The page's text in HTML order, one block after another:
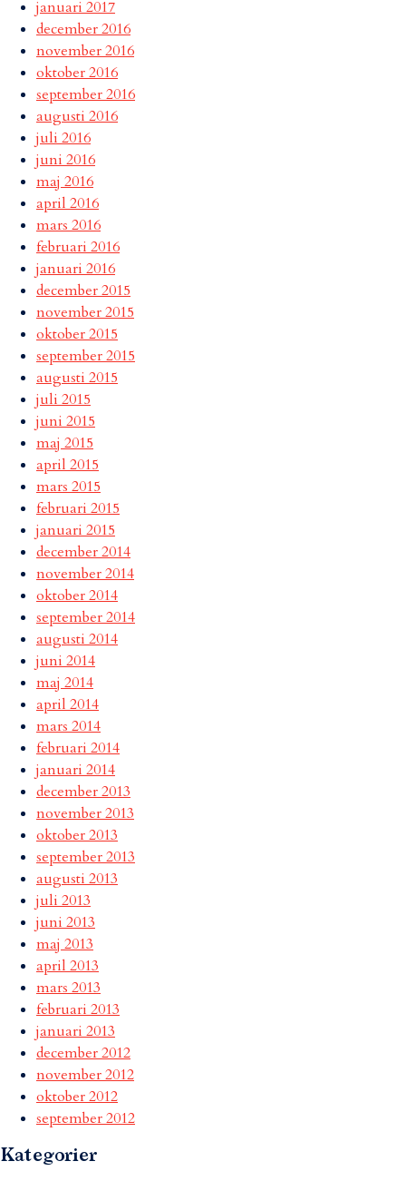
januari 2017
december 2016
november 2016
oktober 2016
september 2016
augusti 2016
juli 2016
juni 2016
maj 2016
april 2016
mars 2016
februari 2016
januari 2016
december 2015
november 2015
oktober 2015
september 2015
augusti 2015
juli 2015
juni 2015
maj 2015
april 2015
mars 2015
februari 2015
januari 2015
december 2014
november 2014
oktober 2014
september 2014
augusti 2014
juni 2014
maj 2014
april 2014
mars 2014
februari 2014
januari 2014
december 2013
november 2013
oktober 2013
september 2013
augusti 2013
juli 2013
juni 2013
maj 2013
april 2013
mars 2013
februari 2013
januari 2013
december 2012
november 2012
oktober 2012
september 2012
Kategorier